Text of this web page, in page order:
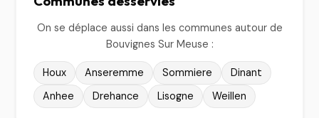
On se déplace aussi dans les communes autour de
Bouvignes Sur Meuse :
Houx Anseremme Sommiere
Dinant
Anhee
Drehance Lisogne Weillen